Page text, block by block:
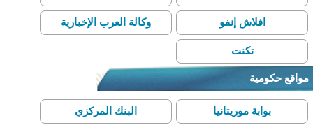
افلاش إنفو وكالة العرب الإخبارية
تكنت
مواقع حكومية
بوابة موريتانيا البنك المركزي